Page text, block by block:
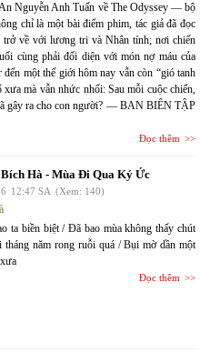
Nguyễn Anh Tuấn về The Odyssey — bộ
chỉ là một bài điểm phim, tác giả đã đọc
trở về với lương tri và Nhân tính; nơi chiến
cùng phải đối diện với món nợ máu của
một thế giới hôm nay vẫn còn “gió tanh
mà vẫn nhức nhối: Sau mỗi cuộc chiến,
gây ra cho con người? — BAN BIÊN TẬP
Đọc thêm
Hà - Mùa Đi Qua Ký Ức
12:47 SA (Xem: 140)
ta biền biệt / Đã bao mùa không thấy chút
tháng năm rong ruỗi quá / Bụi mờ dần một
Đọc thêm